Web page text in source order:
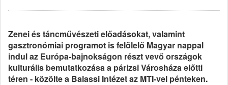
Zenei és táncművészeti előadásokat, valamint
gasztronómiai programot is felölelő Magyar nappal
indul az Európa-bajnokságon részt vevő országok
kulturális bemutatkozása a párizsi Városháza előtti
téren - közölte a Balassi Intézet az MTI-vel pénteken.